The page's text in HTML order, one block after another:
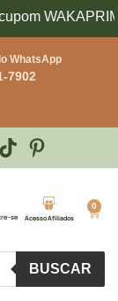
WhatsApp
7902
se Acesso Afiliados
0
BUSCAR